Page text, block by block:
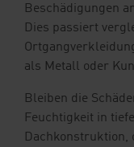
Beschädigungen
Dies passiert
als Metall oder
Bleiben die
Feuchtigkeit in
Dachkonstruktion,